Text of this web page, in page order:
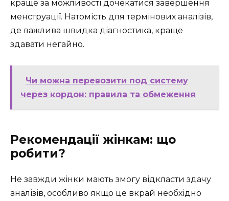
краще за можливості дочекатися завершення
менструації. Натомість для термінових аналізів,
де важлива швидка діагностика, краще
здавати негайно.
Чи можна перевозити под систему
через кордон: правила та обмеження
Рекомендації жінкам: що
робити?
Не завжди жінки мають змогу відкласти здачу
аналізів, особливо якщо це вкрай необхідно